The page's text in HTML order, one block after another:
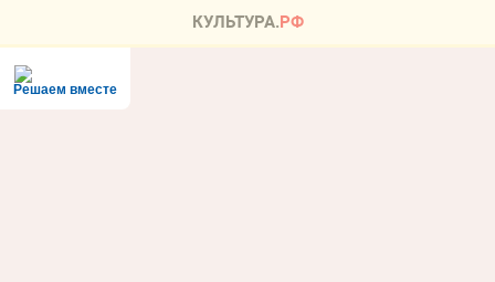
Решаем вместе